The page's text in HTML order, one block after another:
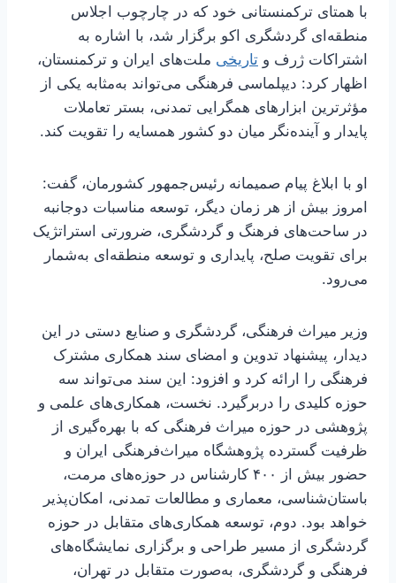
با همتای ترکمنستانی خود که در چارچوب اجلاس
منطقه‌ای گردشگری اکو برگزار شد، با اشاره به
اشتراکات ژرف و تاریخی ملت‌های ایران و ترکمنستان،
اظهار کرد: دیپلماسی فرهنگی می‌تواند به‌مثابه یکی از
مؤثرترین ابزارهای همگرایی تمدنی، بستر تعاملات
پایدار و آینده‌نگر میان دو کشور همسایه را تقویت کند.
او با ابلاغ پیام صمیمانه رئیس‌جمهور کشورمان، گفت:
امروز بیش از هر زمان دیگر، توسعه مناسبات دوجانبه
در ساحت‌های فرهنگ و گردشگری، ضرورتی استراتژیک
برای تقویت صلح، پایداری و توسعه منطقه‌ای به‌شمار
می‌رود.
وزیر میراث‌ فرهنگی، گردشگری و صنایع دستی در این
دیدار، پیشنهاد تدوین و امضای سند همکاری مشترک
فرهنگی را ارائه کرد و افزود: این سند می‌تواند سه
حوزه کلیدی را دربرگیرد. نخست، همکاری‌های علمی و
پژوهشی در حوزه میراث‌ فرهنگی که با بهره‌گیری از
ظرفیت گسترده پژوهشگاه میراث‌فرهنگی ایران و
حضور بیش از ۴۰۰ کارشناس در حوزه‌های مرمت،
باستان‌شناسی، معماری و مطالعات تمدنی، امکان‌پذیر
خواهد بود. دوم، توسعه همکاری‌های متقابل در حوزه
گردشگری از مسیر طراحی و برگزاری نمایشگاه‌های
فرهنگی و گردشگری، به‌صورت متقابل در تهران،